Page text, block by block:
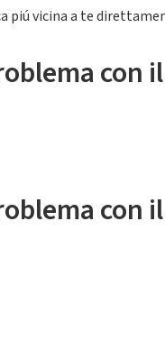
piú vicina a te
con
con